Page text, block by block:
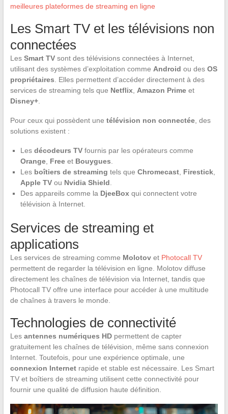
meilleures plateformes de streaming en ligne
Les Smart TV et les télévisions non
connectées
Les Smart TVsont des télévisions connectées à Internet,
utilisant des systèmes d’exploitation comme Android ou des OS
propriétaires . Elles permettent d’accéder directement à des
services de streaming tels que Netflix, Amazon Primeet
Disney+.
Pour ceux qui possèdent une télévision non connectée, des
solutions existent :
Les décodeurs TVfournis par les opérateurs comme
Orange, Freeet Bouygues
Les boîtiers de streaming tels que Chromecast, Firestick,
Apple TVou Nvidia Shield
Des appareils comme la DjeeBoxqui connectent votre
télévision à Internet.
Services de streaming et
applications
Les services de streaming comme Molotovet Photocall TV
permettent de regarder la télévision en ligne. Molotov diffuse
directement les chaînes de télévision via Internet, tandis que
Photocall TV offre une interface pour accéder à une multitude
de chaînes à travers le monde.
Technologies de connectivité
Les antennes numériques HDpermettent de capter
gratuitement les chaînes de télévision, même sans connexion
Internet. Toutefois, pour une expérience optimale, une
connexion Internetrapide et stable est nécessaire. Les Smart
TV et boîtiers de streaming utilisent cette connectivité pour
fournir une qualité de diffusion haute définition.